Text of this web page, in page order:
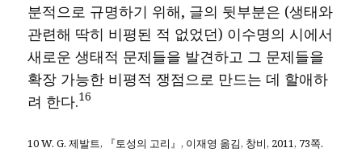
분적으로 규명하기 위해, 글의 뒷부분은 (생태와
관련해 딱히 비평된 적 없었던) 이수명의 시에서
새로운 생태적 문제들을 발견하고 그 문제들을
확장 가능한 비평적 쟁점으로 만드는 데 할애하
려 한다.16
10 W. G. 제발트, 『토성의 고리』, 이재영 옮김, 창비, 2011, 73쪽.